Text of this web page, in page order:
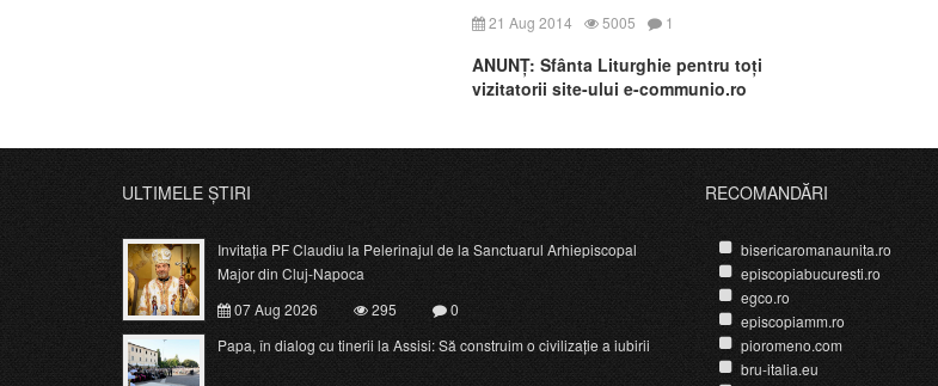
21 Aug 2014 5005 1
ANUNȚ: Sfânta Liturghie pentru toți
vizitatorii site-ului e-communio.ro
ULTIMELE ȘTIRI
Invitația PF Claudiu la Pelerinajul de la Sanctuarul Arhiepiscopal
Major din Cluj-Napoca
07 Aug 2026
295
0
Papa, în dialog cu tinerii la Assisi: Să construim o civilizație a iubirii
RECOMANDĂRI
bisericaromanaunita.ro
episcopiabucuresti.ro
egco.ro
episcopiamm.ro
pioromeno.com
bru-italia.eu